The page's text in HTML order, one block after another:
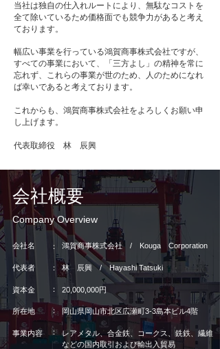
当社は独自の仕入れルートにより、無駄なコストを
全て除いているため価格面でも競争力があると考え
ております。
幅広い事業を行っている鴻賀商事株式会社ですが、
すべての事業において、「三方よし」の精神を常に
忘れず、これらの事業が世のため、人のためになれ
ば幸いであると考えております。
これからも、鴻賀商事株式会社をよろしくお願い申
し上げます。
​代表取締役 林 辰興
​会社概要
Company Overview​
会社名
代表者
資本金
所在地
事業内容
：
：
：
：
：
鴻賀商事株式会社 / Kouga Corporation
林 辰興 / Hayashi Tatsuki
20,000,000円
岡山県岡山市北区広瀬町3-3島本ビル4階
レアメタル、合金鉄、コークス、銑鉄、繊維
などの国内取引および輸出入貿易